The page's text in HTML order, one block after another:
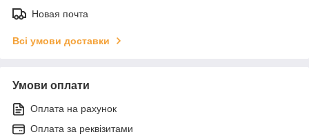
Новая почта
Всі умови доставки
Умови оплати
Оплата на рахунок
Оплата за реквізитами